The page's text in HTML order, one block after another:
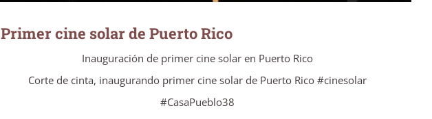
Primer cine solar de Puerto Rico
Inauguración de primer cine solar en Puerto Rico
Corte de cinta, inaugurando primer cine solar de Puerto Rico #cinesolar
#CasaPueblo38